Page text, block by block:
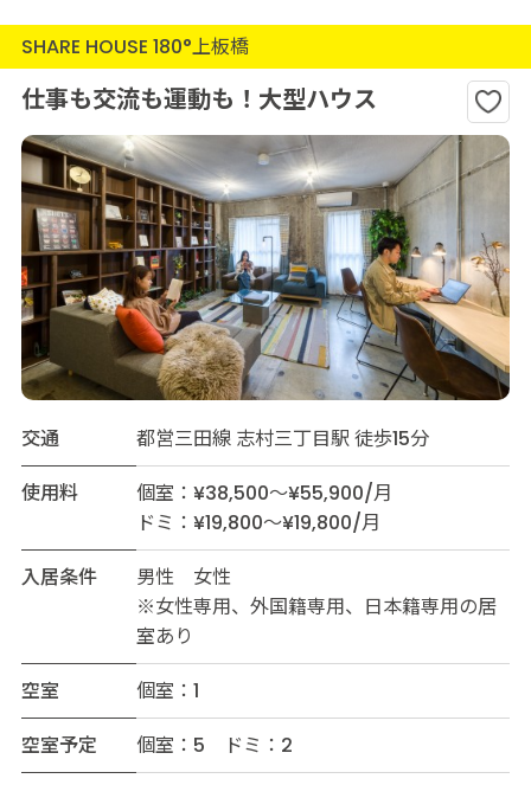
SHARE HOUSE 180°上板橋
仕事も交流も運動も！大型ハウス
交通
都営三田線 志村三丁目駅 徒歩15分
使用料
個室：¥38,500～¥55,900/月
ドミ：¥19,800～¥19,800/月
入居条件
男性 女性
※女性専用、外国籍専用、日本籍専用の居
室あり
空室
個室：1
空室予定
個室：5 ドミ：2